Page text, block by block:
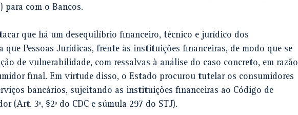
para com o Bancos.
que há um desequilíbrio financeiro, técnico e jurídico dos
que Pessoas Jurídicas, frente às instituições financeiras, de modo que se
de vulnerabilidade, com ressalvas à análise do caso concreto, em razão
final. Em virtude disso, o Estado procurou tutelar os consumidores
bancários, sujeitando as instituições financeiras ao Código de
(Art. 3º, §2º do CDC e súmula 297 do STJ).